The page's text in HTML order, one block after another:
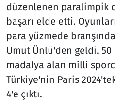
düzenlenen paralimpik
başarı elde etti.
para yüzmede
Umut Ünlü'den geldi. 50
madalya alan milli
Türkiye'nin Paris
4'e çıktı.
Seçim 2023
Spor
Teknoloji ve Bilim
Televizyon